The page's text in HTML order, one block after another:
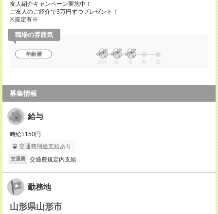
友人紹介キャンペーン実施中！
ご友人のご紹介で3万円ずつプレゼント！
※規定有※
職場の雰囲気
年齢層
20代 30 40 50 60
募集情報
給与
時給1150円
交通費別途支給あり
交通費 交通費規定内支給
勤務地
山形県山形市